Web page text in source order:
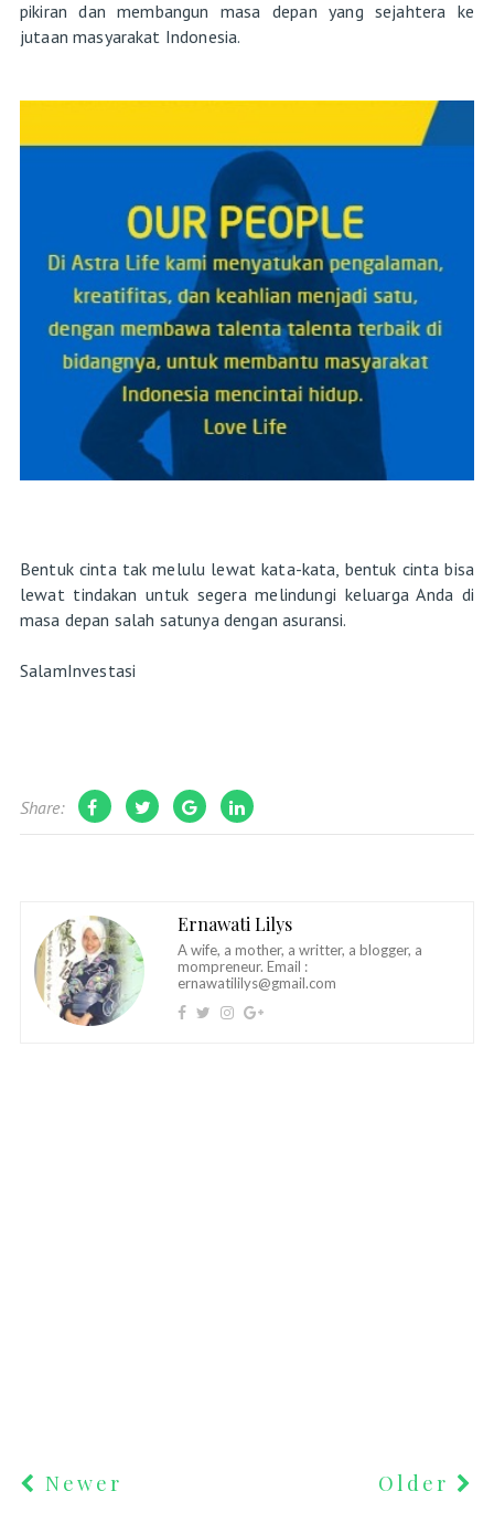
pikiran dan membangun masa depan yang sejahtera ke
jutaan masyarakat Indonesia.
Bentuk cinta tak melulu lewat kata-kata, bentuk cinta bisa
lewat tindakan untuk segera melindungi keluarga Anda di
masa depan salah satunya dengan asuransi.
SalamInvestasi
Share:
Ernawati Lilys
A wife, a mother, a writter, a blogger, a
mompreneur. Email :
ernawatililys@gmail.com
Newer Older